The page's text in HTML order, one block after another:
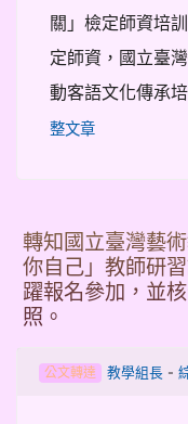
關」檢定師資培
定師資，國立臺
動客語文化傳承
整文章
轉知國立臺灣藝
你自己」教師研
躍報名參加，並
照。
公文轉達 教學組長-